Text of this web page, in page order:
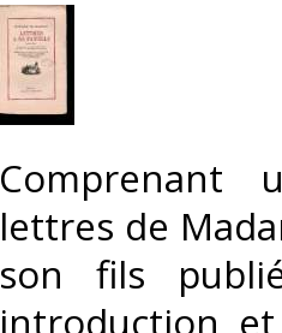
‎Comprenant
lettres de
son fils
introduction